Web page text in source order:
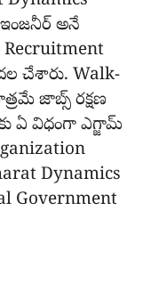
అనే
చేశారు. Walk-
జాబ్స్ రక్షణ
ఏ విధంగా ఎగ్జామ్
Dynamics
Government